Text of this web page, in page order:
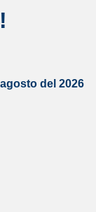
!
del 2026